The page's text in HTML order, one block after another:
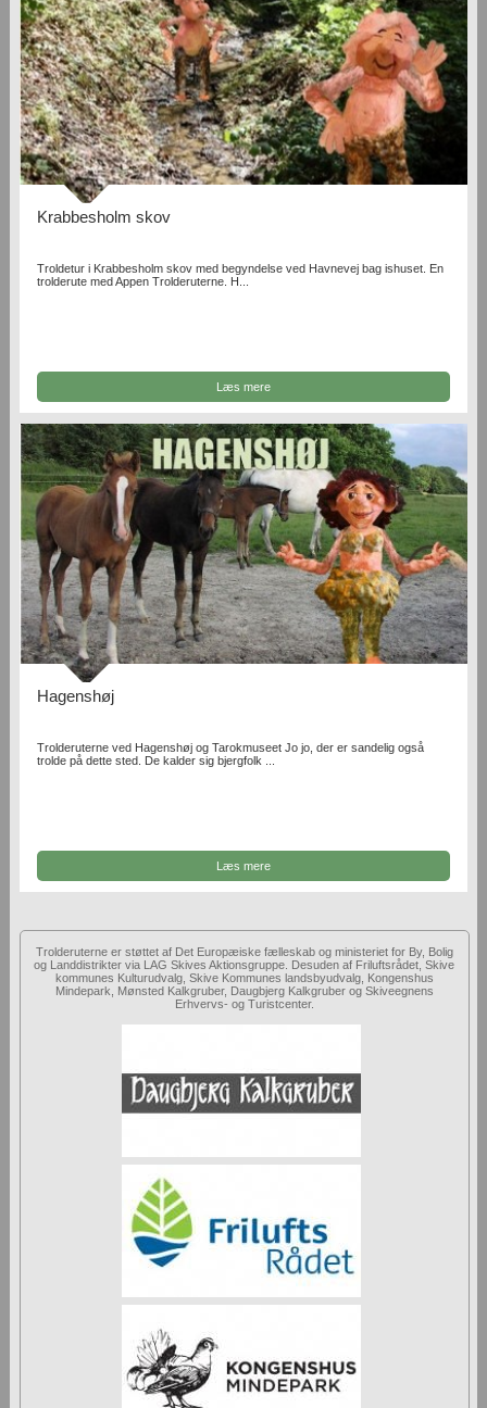
Krabbesholm skov
Troldetur i Krabbesholm skov med begyndelse ved Havnevej bag ishuset. En
trolderute med Appen Trolderuterne. H...
Læs mere
Hagenshøj
Trolderuterne ved Hagenshøj og Tarokmuseet Jo jo, der er sandelig også
trolde på dette sted. De kalder sig bjergfolk ...
Læs mere
Trolderuterne er støttet af Det Europæiske fælleskab og ministeriet for By, Bolig
og Landdistrikter via LAG Skives Aktionsgruppe. Desuden af Friluftsrådet, Skive
kommunes Kulturudvalg, Skive Kommunes landsbyudvalg, Kongenshus
Mindepark, Mønsted Kalkgruber, Daugbjerg Kalkgruber og Skiveegnens
Erhvervs- og Turistcenter.